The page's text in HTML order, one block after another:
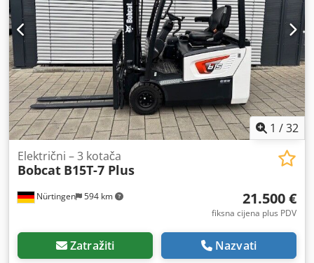
1 /32
Nürtingen 594 km
Električni – 3 kotača
Bobcat B15T-7 Plus
21.500 €
fiksna cijena plus PDV
Zatražiti Nazvati